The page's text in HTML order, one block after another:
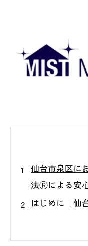
仙台市泉区に
法Ⓡによる安
はじめに｜仙
カビがもたら
自己対策の限